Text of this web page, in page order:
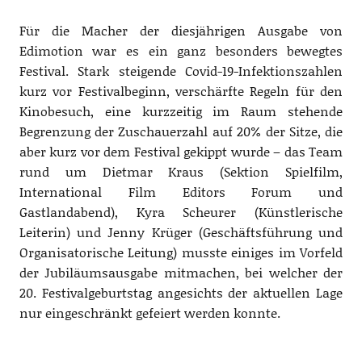
Für die Macher der diesjährigen Ausgabe von
Edimotion war es ein ganz besonders bewegtes
Festival. Stark steigende Covid-19-Infektionszahlen
kurz vor Festivalbeginn, verschärfte Regeln für den
Kinobesuch, eine kurzzeitig im Raum stehende
Begrenzung der Zuschauerzahl auf 20% der Sitze, die
aber kurz vor dem Festival gekippt wurde – das Team
rund um Dietmar Kraus (Sektion Spielfilm,
International Film Editors Forum und
Gastlandabend), Kyra Scheurer (Künstlerische
Leiterin) und Jenny Krüger (Geschäftsführung und
Organisatorische Leitung) musste einiges im Vorfeld
der Jubiläumsausgabe mitmachen, bei welcher der
20. Festivalgeburtstag angesichts der aktuellen Lage
nur eingeschränkt gefeiert werden konnte.